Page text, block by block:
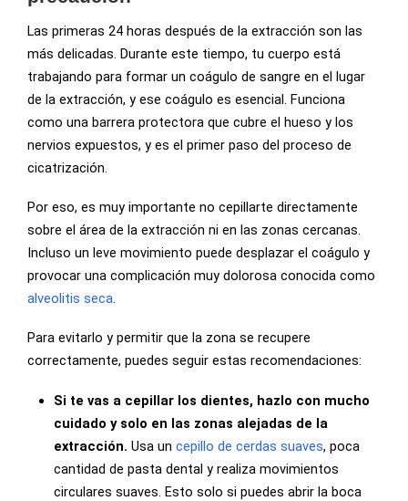
Las primeras 24 horas después de la extracción son las
más delicadas. Durante este tiempo, tu cuerpo está
trabajando para formar un coágulo de sangre en el lugar
de la extracción, y ese coágulo es esencial. Funciona
como una barrera protectora que cubre el hueso y los
nervios expuestos, y es el primer paso del proceso de
cicatrización.
Por eso, es muy importante no cepillarte directamente
sobre el área de la extracción ni en las zonas cercanas.
Incluso un leve movimiento puede desplazar el coágulo y
provocar una complicación muy dolorosa conocida como
alveolitis seca.
Para evitarlo y permitir que la zona se recupere
correctamente, puedes seguir estas recomendaciones:
Si te vas a cepillar los dientes, hazlo con mucho
cuidado y solo en las zonas alejadas de la
extracción.Usa uncepillo de cerdas suaves, poca
cantidad de pasta dental y realiza movimientos
circulares suaves. Esto solo si puedes abrir la boca